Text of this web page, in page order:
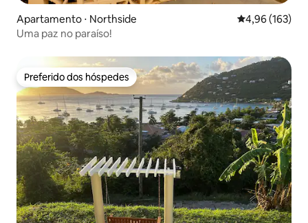
Apartamento ⋅ Northside 4,96 de uma
4,96 (163)
Uma paz no paraíso!
Preferido dos hóspedes
Preferido dos hóspedes